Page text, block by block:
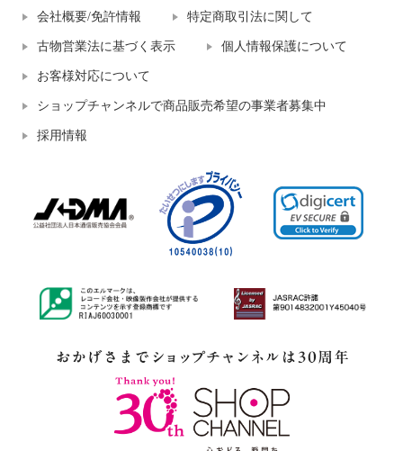
会社概要/免許情報 特定商取引法に関して
古物営業法に基づく表示 個人情報保護について
お客様対応について
ショップチャンネルで商品販売希望の事業者募集中
採用情報